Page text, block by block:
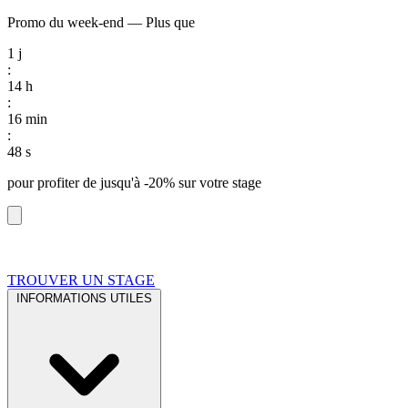
Promo du week-end — Plus que
1 j
:
14 h
:
16 min
:
47 s
pour profiter de jusqu'à -20% sur votre stage
TROUVER UN STAGE
INFORMATIONS UTILES